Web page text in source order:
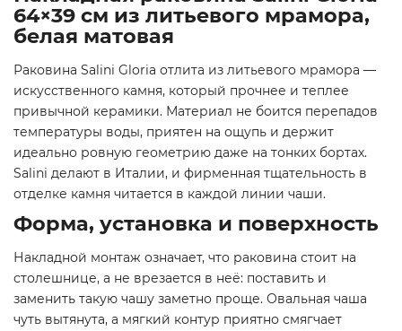
64×39 см из литьевого мрамора,
белая матовая
Раковина Salini Gloria отлита из литьевого мрамора —
искусственного камня, который прочнее и теплее
привычной керамики. Материал не боится перепадов
температуры воды, приятен на ощупь и держит
идеально ровную геометрию даже на тонких бортах.
Salini делают в Италии, и фирменная тщательность в
отделке камня читается в каждой линии чаши.
Форма, установка и поверхность
Накладной монтаж означает, что раковина стоит на
столешнице, а не врезается в неё: поставить и
заменить такую чашу заметно проще. Овальная чаша
чуть вытянута, а мягкий контур приятно смягчает